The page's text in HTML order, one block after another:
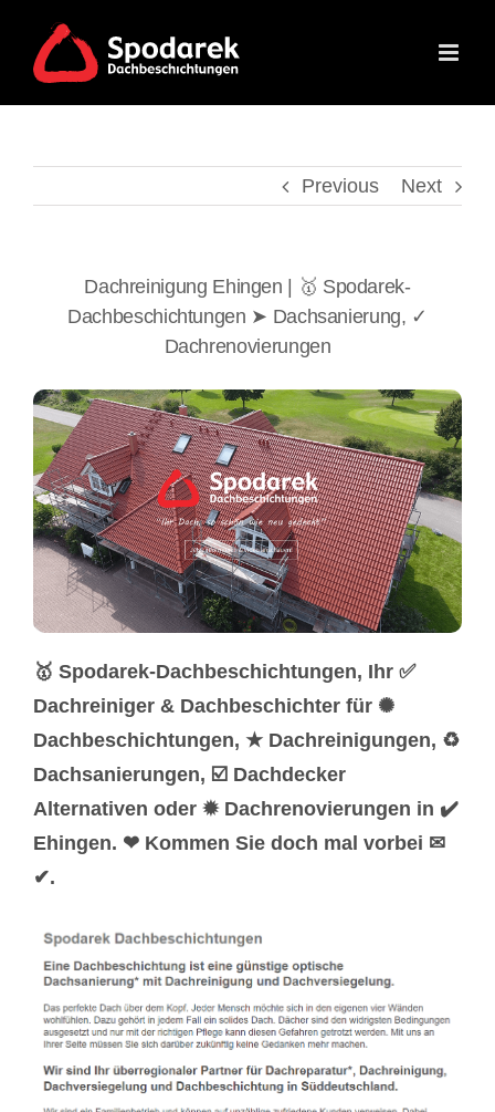
content
Previous Next
Dachreinigung Ehingen | 🥇 Spodarek-
Dachbeschichtungen ➤ Dachsanierung, ✓
Dachrenovierungen
🥇 Spodarek-Dachbeschichtungen, Ihr ✅
Dachreiniger & Dachbeschichter für ✺
Dachbeschichtungen, ★ Dachreinigungen, ♻
Dachsanierungen, ☑️ Dachdecker
Alternativen oder ✹ Dachrenovierungen in ✔️
Ehingen. ❤ Kommen Sie doch mal vorbei ✉
✔.